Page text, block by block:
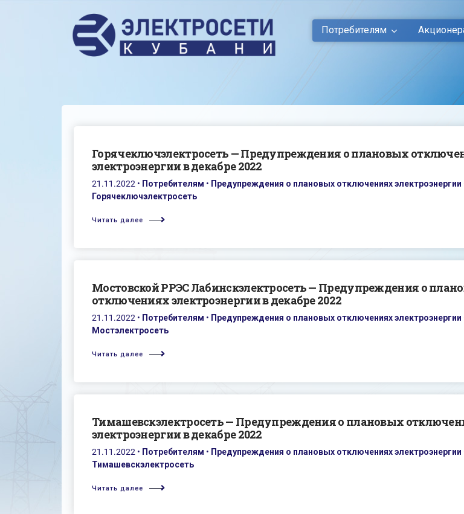
Потребителям
Горячеключэлектросеть — Предупреждения о плановых
электроэнергии в декабре 2022
21.11.2022 • Потребителям • Предупреждения о плановых отключениях электроэнергии
Горячеключэлектросеть
Читать далее
Мостовской РРЭС Лабинскэлектросеть — Предупреждения о
отключениях электроэнергии в декабре 2022
21.11.2022 • Потребителям • Предупреждения о плановых отключениях электроэнергии
Мостэлектросеть
Читать далее
Тимашевскэлектросеть — Предупреждения о плановых
электроэнергии в декабре 2022
21.11.2022 • Потребителям • Предупреждения о плановых отключениях электроэнергии
Тимашевскэлектросеть
Читать далее